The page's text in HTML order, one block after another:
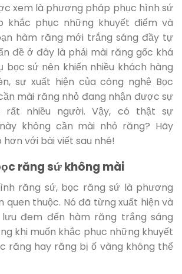
xem là phương pháp phục hình sứ
khắc phục những khuyết điểm và
hàm răng mới trắng sáng đầy tự
đề ở đây là phải mài răng gốc khá
bọc sứ nên khiến nhiều khách hàng
sự xuất hiện của công nghệ Bọc
mài răng nhỏ đang nhận được sự
rất nhiều người. Vậy, có thật sự
không cần mài nhỏ răng? Hãy
với bài viết sau nhé!
răng sứ không mài
răng sứ, bọc răng sứ là phương
thuộc. Nó đã từng xuất hiện và
đem đến hàm răng trắng sáng
khi muốn khắc phục những khuyết
răng hay răng bị ố vàng không thể